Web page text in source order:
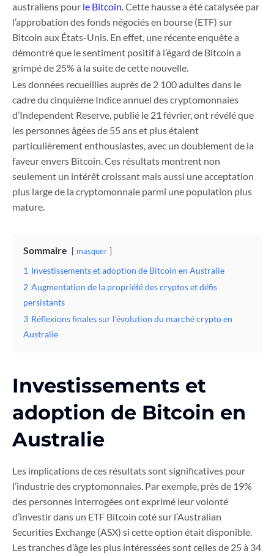
australiens pour le Bitcoin. Cette hausse a été catalysée par
l’approbation des fonds négociés en bourse (ETF) sur
Bitcoin aux États-Unis. En effet, une récente enquête a
démontré que le sentiment positif à l’égard de Bitcoin a
grimpé de 25% à la suite de cette nouvelle.
Les données recueillies auprès de 2 100 adultes dans le
cadre du cinquième Indice annuel des cryptomonnaies
d’Independent Reserve, publié le 21 février, ont révélé que
les personnes âgées de 55 ans et plus étaient
particulièrement enthousiastes, avec un doublement de la
faveur envers Bitcoin. Ces résultats montrent non
seulement un intérêt croissant mais aussi une acceptation
plus large de la cryptomonnaie parmi une population plus
mature.
Sommaire masquer
1 Investissements et adoption de Bitcoin en Australie
2 Augmentation de la propriété des cryptos et défis
persistants
3 Réflexions finales sur l’évolution du marché crypto en
Australie
Investissements et
adoption de Bitcoin en
Australie
Les implications de ces résultats sont significatives pour
l’industrie des cryptomonnaies. Par exemple, près de 19%
des personnes interrogées ont exprimé leur volonté
d’investir dans un ETF Bitcoin coté sur l’Australian
Securities Exchange (ASX) si cette option était disponible.
Les tranches d’âge les plus intéressées sont celles de 25 à 34